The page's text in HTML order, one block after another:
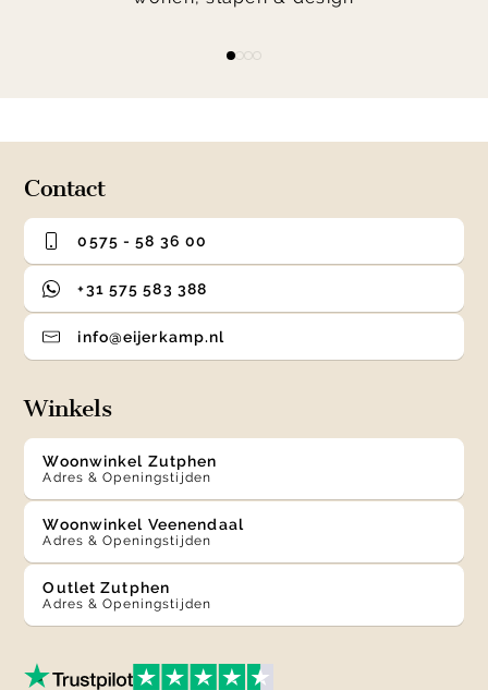
Contact
0575 - 58 36 00
+31 575 583 388
info@eijerkamp.nl
Winkels
Woonwinkel Zutphen
Adres & Openingstijden
Woonwinkel Veenendaal
Adres & Openingstijden
Outlet Zutphen
Adres & Openingstijden